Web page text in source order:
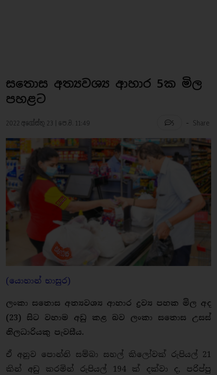
සතොස අත්‍යවශ්‍ය ආහාර 5ක මිල
පහළට
2022 අගෝස්තු 23 | පෙ.ව. 11:49 5 - Share
(යොහාන් භාසුර)
ලංකා සතොස අත්‍යවශ්‍ය ආහාර ද්‍රව්‍ය පහක මිල අද
(23) සිට වහාම අඩු කළ බව ලංකා සතොස උසස්
නිලධාරියකු පැවසීය.
ඒ අනුව පොන්නි සම්බා සහල් කිලෝවක් රුපියල් 21
කින් අඩු කරමින් රුපියල් 194 ක් දක්වා ද, පරිප්පු